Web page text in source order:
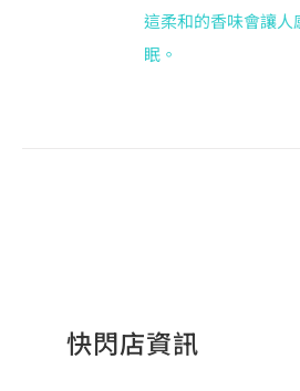
這柔和的香味會讓
眠。
快閃店資訊